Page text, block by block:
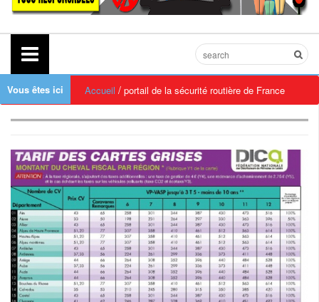
Vous êtes ici Accueil / portail de la sécurité routière de France